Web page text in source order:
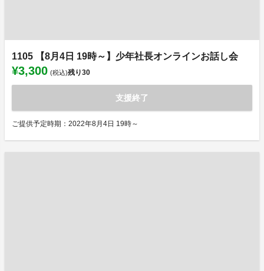
1105 【8月4日 19時～】少年社長オンラインお話し会
¥3,300 (税込)残り30
支援終了
ご提供予定時期：2022年8月4日 19時～